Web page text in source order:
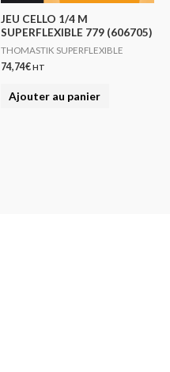
JEU CELLO 1/4 M
SUPERFLEXIBLE 779 (606705)
THOMASTIK SUPERFLEXIBLE
74,74€HT
Ajouter au panier